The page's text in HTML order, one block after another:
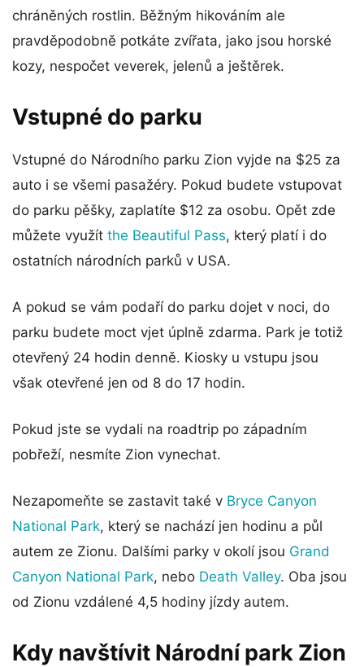
chráněných rostlin. Běžným hikováním ale
pravděpodobně potkáte zvířata, jako jsou horské
kozy, nespočet veverek, jelenů a ještěrek.
Vstupné do parku
Vstupné do Národního parku Zion vyjde na $25 za
auto i se všemi pasažéry. Pokud budete vstupovat
do parku pěšky, zaplatíte $12 za osobu. Opět zde
můžete využít the Beautiful Pass, který platí i do
ostatních národních parků v USA.
A pokud se vám podaří do parku dojet v noci, do
parku budete moct vjet úplně zdarma. Park je totiž
otevřený 24 hodin denně. Kiosky u vstupu jsou
však otevřené jen od 8 do 17 hodin.
Pokud jste se vydali na roadtrip po západním
pobřeží, nesmíte Zion vynechat.
Nezapomeňte se zastavit také v Bryce Canyon
National Park, který se nachází jen hodinu a půl
autem ze Zionu. Dalšími parky v okolí jsou Grand
Canyon National Park, nebo Death Valley. Oba jsou
od Zionu vzdálené 4,5 hodiny jízdy autem.
Kdy navštívit Národní park Zion